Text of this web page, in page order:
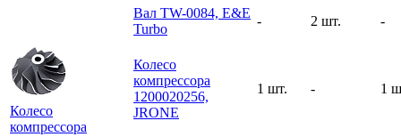
Вал TW-0084, E&E
Turbo
- 2 шт. -
Колесо
компрессора
Колесо
компрессора
1200020256,
JRONE
1 шт. - 1